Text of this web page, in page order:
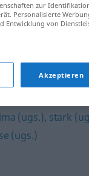
(ugs.), stark
(ugs.)
zur
Personalisierte
Entwicklung von
Akzeptieren